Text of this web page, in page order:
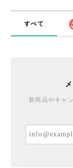
すべて
新商品やキャ